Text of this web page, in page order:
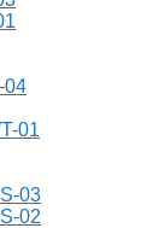
04
01
03
02